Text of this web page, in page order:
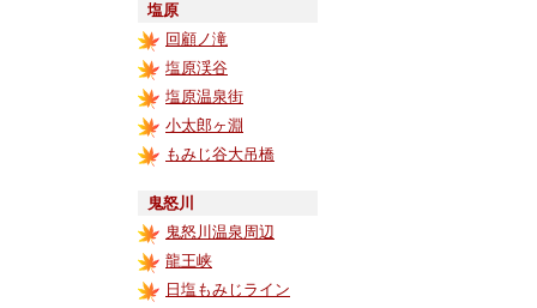
塩原
回顧ノ滝
塩原渓谷
塩原温泉街
小太郎ヶ淵
もみじ谷大吊橋
鬼怒川
鬼怒川温泉周辺
龍王峡
日塩もみじライン